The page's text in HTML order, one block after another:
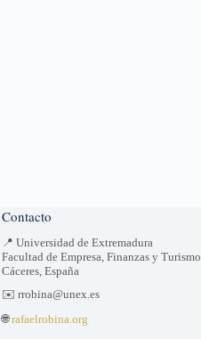
Contacto
📍 Universidad de Extremadura
Facultad de Empresa, Finanzas y Turismo
Cáceres, España
✉️ rrobina@unex.es
🌐rafaelrobina.org